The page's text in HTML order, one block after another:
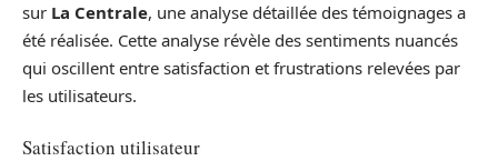
sur La Centrale, une analyse détaillée des témoignages a
été réalisée. Cette analyse révèle des sentiments nuancés
qui oscillent entre satisfaction et frustrations relevées par
les utilisateurs.
Satisfaction utilisateur